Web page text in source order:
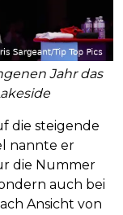
Jahr das
die steigende
nannte er
die Nummer
auch bei
Ansicht von